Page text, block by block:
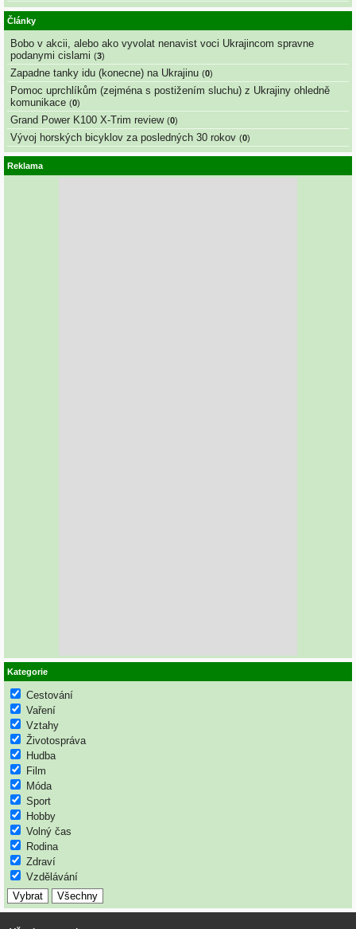
Články
Bobo v akcii, alebo ako vyvolat nenavist voci Ukrajincom spravne
podanymi cislami (3)
Zapadne tanky idu (konecne) na Ukrajinu (0)
Pomoc uprchlíkům (zejména s postižením sluchu) z Ukrajiny ohledně
komunikace (0)
Grand Power K100 X-Trim review (0)
Vývoj horských bicyklov za posledných 30 rokov (0)
Reklama
Kategorie
Cestování
Vaření
Vztahy
Životospráva
Hudba
Film
Móda
Sport
Hobby
Volný čas
Rodina
Zdraví
Vzdělávání